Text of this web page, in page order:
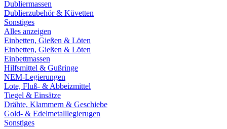
Dubliermassen
Dublierzubehör & Küvetten
Sonstiges
Alles anzeigen
Einbetten, Gießen & Löten
Einbetten, Gießen & Löten
Einbettmassen
Hilfsmittel & Gußringe
NEM-Legierungen
Lote, Fluß- & Abbeizmittel
Tiegel & Einsätze
Drähte, Klammern & Geschiebe
Gold- & Edelmetalllegierugen
Sonstiges